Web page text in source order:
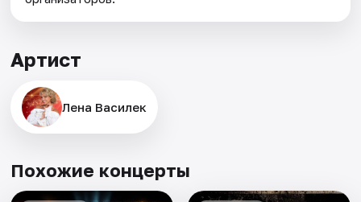
Артист
Лена Василек
Похожие концерты